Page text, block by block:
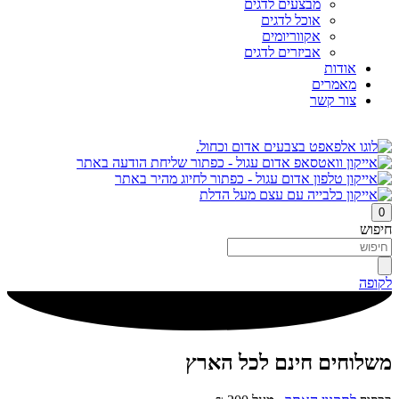
מבצעים לדגים
אוכל לדגים
אקווריומים
אביזרים לדגים
אודות
מאמרים
צור קשר
0
חיפוש
לקופה
משלוחים חינם לכל הארץ